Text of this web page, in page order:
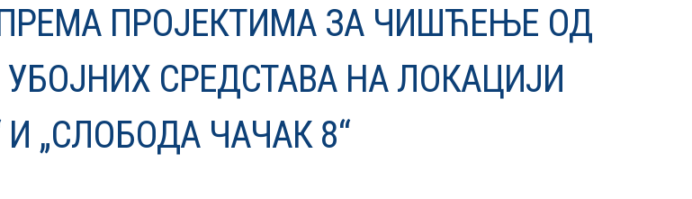
ПРОЈЕКТИМА ЗА ЧИШЋЕЊЕ ОД
СРЕДСТАВА НА ЛОКАЦИЈИ
„СЛОБОДА ЧАЧАК 8“